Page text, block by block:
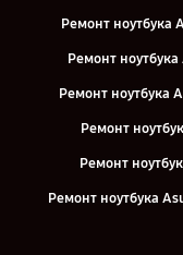
Ремонт ноутбука
Ремонт ноутбука
Ремонт ноутбука
Ремонт
Ремонт
Ремонт ноутбука